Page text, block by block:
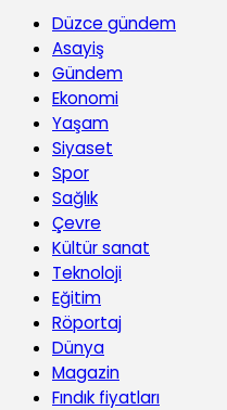
Düzce gündem
Asayiş
Gündem
Ekonomi
Yaşam
Siyaset
Spor
Sağlık
Çevre
Kültür sanat
Teknoloji
Eğitim
Röportaj
Dünya
Magazin
Fındık fiyatları